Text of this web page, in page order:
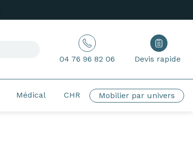
04 76 96 82 06 Devis rapide
Médical CHR Mobilier par univers